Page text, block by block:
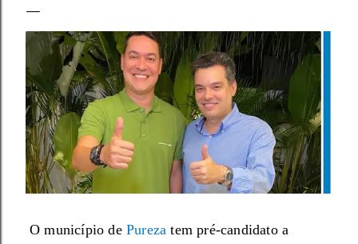
O município de Pureza tem pré-candidato a